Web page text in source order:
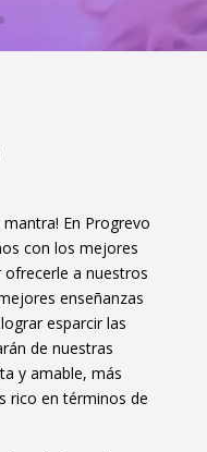
En Progrevo
con los mejores
a nuestros
enseñanzas
esparcir las
de nuestras
y amable, más
rico en términos de